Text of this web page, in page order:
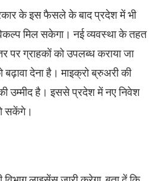
के इस फैसले के बाद प्रदेश में भी
मिल सकेगा। नई व्यवस्था के तहत
पर ग्राहकों को उपलब्ध कराया जा
देना है। माइक्रो ब्रुअरी की
उम्मीद है। इससे प्रदेश में नए निवेश
सकेंगे।